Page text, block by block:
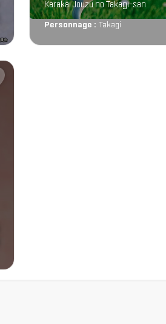
Karakai Jouzu no Takagi-san
Personnage : Takagi